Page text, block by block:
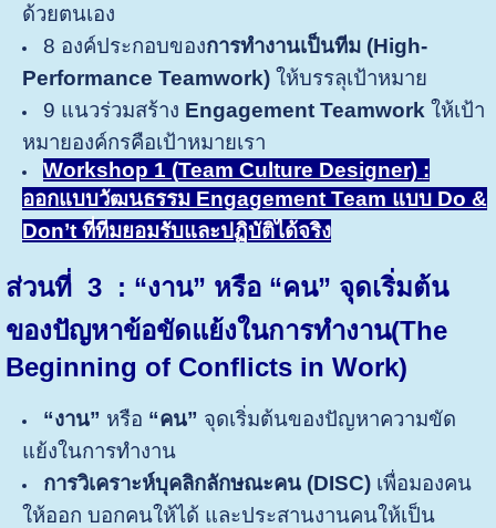
ด้วยตนเอง
8 องค์ประกอบของการทำงานเป็นทีม (High-
Performance Teamwork)ให้บรรลุเป้าหมาย
9 แนวร่วมสร้าง Engagement Teamwork ให้เป้า
หมายองค์กรคือเป้าหมายเรา
Workshop 1 (Team Culture Designer) :
ออกแบบวัฒนธรรม Engagement Team แบบ Do &
Don’t ที่ทีมยอมรับและปฏิบัติได้จริง
ส่วนที่ 3 : “งาน” หรือ “คน” จุดเริ่มต้น
ของปัญหาข้อขัดแย้งในการทำงาน(The
Beginning of Conflicts in Work)
“งาน” หรือ “คน” จุดเริ่มต้นของปัญหาความขัด
แย้งในการทำงาน
การวิเคราะห์บุคลิกลักษณะคน (DISC)เพื่อมองคน
ให้ออก บอกคนให้ได้ และประสานงานคนให้เป็น